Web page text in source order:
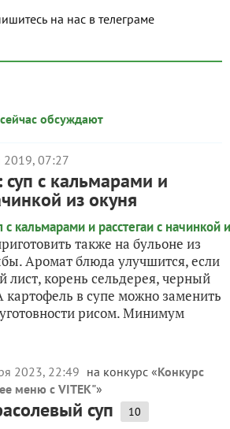
Подпишитесь на нас в телеграме
сейчас обсуждают
2019, 07:27
с кальмарами и
из окуня
также на бульоне из
Аромат блюда улучшится, если
лист, корень сельдерея, черный
в супе можно заменить
рисом. Минимум
2023, 22:49 на конкурс «Конкурс
меню с VITEK"»
суп 10